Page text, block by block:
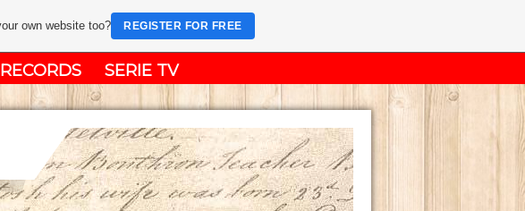
SERIE TV
own website too? REGISTER FOR FREE